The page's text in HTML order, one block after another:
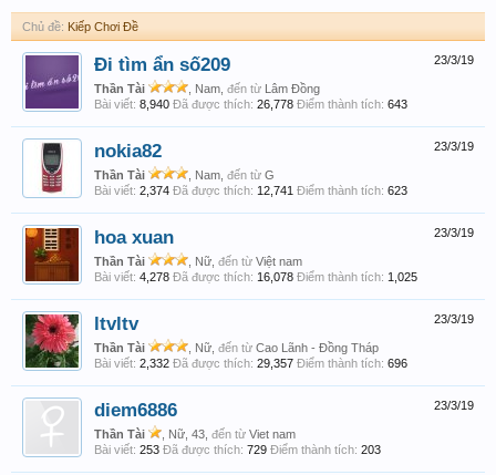
Chủ đề: Kiếp Chơi Đề
23/3/19
Đi tìm ẩn số209
Thần Tài , Nam, đến từ Lâm Đồng
Bài viết: 8,940 Đã được thích: 26,778 Điểm thành tích: 643
23/3/19
nokia82
Thần Tài , Nam, đến từ G
Bài viết: 2,374 Đã được thích: 12,741 Điểm thành tích: 623
23/3/19
hoa xuan
Thần Tài , Nữ, đến từ Việt nam
Bài viết: 4,278 Đã được thích: 16,078 Điểm thành tích: 1,025
23/3/19
ltvltv
Thần Tài , Nữ, đến từ Cao Lãnh - Đồng Tháp
Bài viết: 2,332 Đã được thích: 29,357 Điểm thành tích: 696
23/3/19
diem6886
Thần Tài , Nữ, 43, đến từ Viet nam
Bài viết: 253 Đã được thích: 729 Điểm thành tích: 203